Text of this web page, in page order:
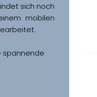
sich noch
mobilen
spannende